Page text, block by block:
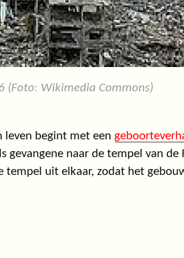
(Foto: Wikimedia Commons)
leven begint met een
gevangene naar de tempel van
tempel uit elkaar, zodat het